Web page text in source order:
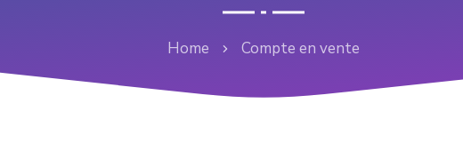
Home Compte en vente